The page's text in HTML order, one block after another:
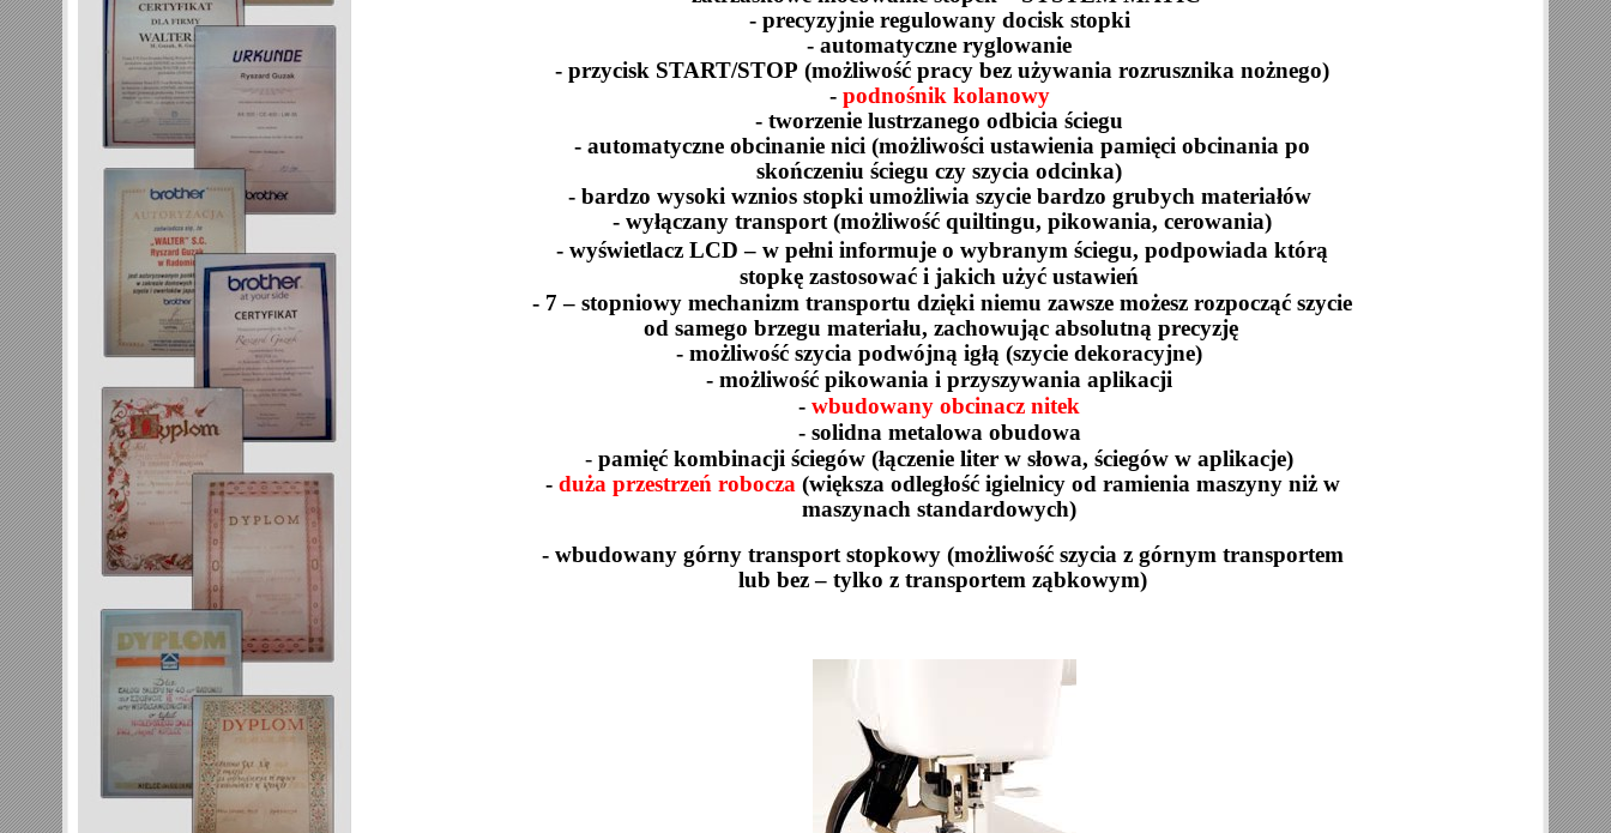
- precyzyjnie regulowany docisk stopki
- automatyczne ryglowanie
- przycisk START/STOP (możliwość pracy bez używania rozrusznika nożnego)
- podnośnik kolanowy
- tworzenie lustrzanego odbicia ściegu
- automatyczne obcinanie nici (możliwości ustawienia pamięci obcinania po
skończeniu ściegu czy szycia odcinka)
- bardzo wysoki wznios stopki umożliwia szycie bardzo grubych materiałów
- wyłączany transport (możliwość quiltingu, pikowania, cerowania)
- wyświetlacz LCD – w pełni informuje o wybranym ściegu, podpowiada którą
stopkę zastosować i jakich użyć ustawień
- 7 – stopniowy mechanizm transportu dzięki niemu zawsze możesz rozpocząć szycie
od samego brzegu materiału, zachowując absolutną precyzję
- możliwość szycia podwójną igłą (szycie dekoracyjne)
- możliwość pikowania i przyszywania aplikacji
- wbudowany obcinacz nitek
- solidna metalowa obudowa
- pamięć kombinacji ściegów (łączenie liter w słowa, ściegów w aplikacje)
- duża przestrzeń robocza (większa odległość igielnicy od ramienia maszyny niż w
maszynach standardowych)
- wbudowany górny transport stopkowy (możliwość szycia z górnym transportem
lub bez – tylko z transportem ząbkowym)